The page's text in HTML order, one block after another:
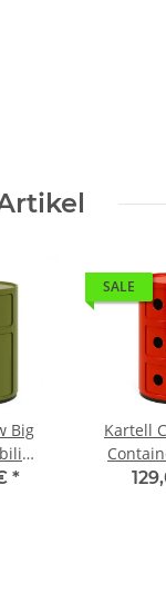
Big
zwei
*
SALE
Kartell